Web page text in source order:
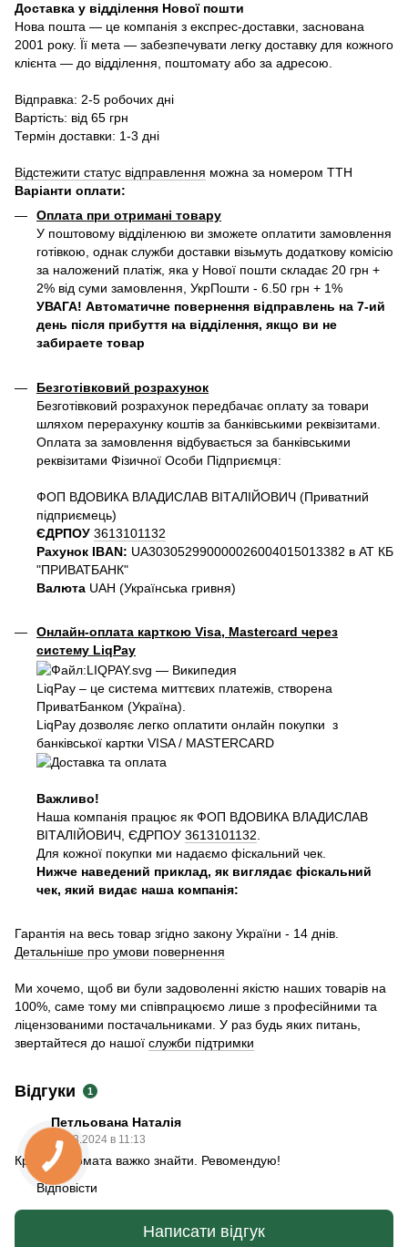
Доставка у відділення Нової пошти
Нова пошта — це компанія з експрес-доставки, заснована
2001 року. Її мета — забезпечувати легку доставку для кожного
клієнта — до відділення, поштомату або за адресою.
Відправка: 2-5 робочих дні
Вартість: від 65 грн
Термін доставки: 1-3 дні
Відстежити статус відправлення можна за номером ТТН
Варіанти оплати:
Оплата при отримані товару
У поштовому відділенюю ви зможете оплатити замовлення
готівкою, однак служби доставки візьмуть додаткову комісію
за наложений платіж, яка у Нової пошти складає 20 грн +
2% від суми замовлення, УкрПошти - 6.50 грн + 1%
УВАГА! Автоматичне повернення відправлень на 7-ий
день після прибуття на відділення, якщо ви не
забираете товар
Безготівковий розрахунок
Безготівковий розрахунок передбачає оплату за товари
шляхом перерахунку коштів за банківськими реквізитами.
Оплата за замовлення відбувається за банківськими
реквізитами Фізичної Особи Підприємця:
ФОП ВДОВИКА ВЛАДИСЛАВ ВІТАЛІЙОВИЧ (Приватний
пiдприємець)
ЄДРПОУ 3613101132
Рахунок IBAN: UA303052990000026004015013382 в АТ КБ
"ПРИВАТБАНК"
Валюта UAH (Українська гривня)
Онлайн-оплата карткою Visa, Mastercard через
систему LiqPay
LiqPay – це система миттєвих платежів, створена
ПриватБанком (Україна).
LiqPay дозволяє легко оплатити онлайн покупки з
банківської картки VISA / MASTERCARD
Важливо!
Наша компанія працює як ФОП ВДОВИКА ВЛАДИСЛАВ
ВІТАЛІЙОВИЧ, ЄДРПОУ 3613101132
Для кожної покупки ми надаємо фіскальний чек.
Нижче наведений приклад, як виглядає фіскальний
чек, який видає наша компанія:
Гарантія на весь товар згідно закону України - 14 днів.
Детальніше про умови повернення
Ми хочемо, щоб ви були задоволенні якістю наших товарів на
100%, саме тому ми співпрацюємо лише з професійними та
ліцензованими постачальниками. У раз будь яких питань,
звертайтеся до нашої служби підтримки
Відгуки 1
Петльована Наталія
03.03.2024 в 11:13
Кращого томата важко знайти. Ревомендую!
Відповісти
Написати відгук